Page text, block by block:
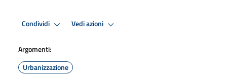
Condividi Vedi azioni
Argomenti:
Urbanizzazione